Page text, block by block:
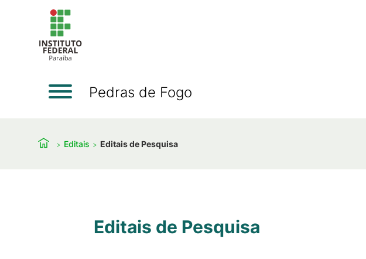
Pedras de Fogo
Editais Editais de Pesquisa
Editais de Pesquisa